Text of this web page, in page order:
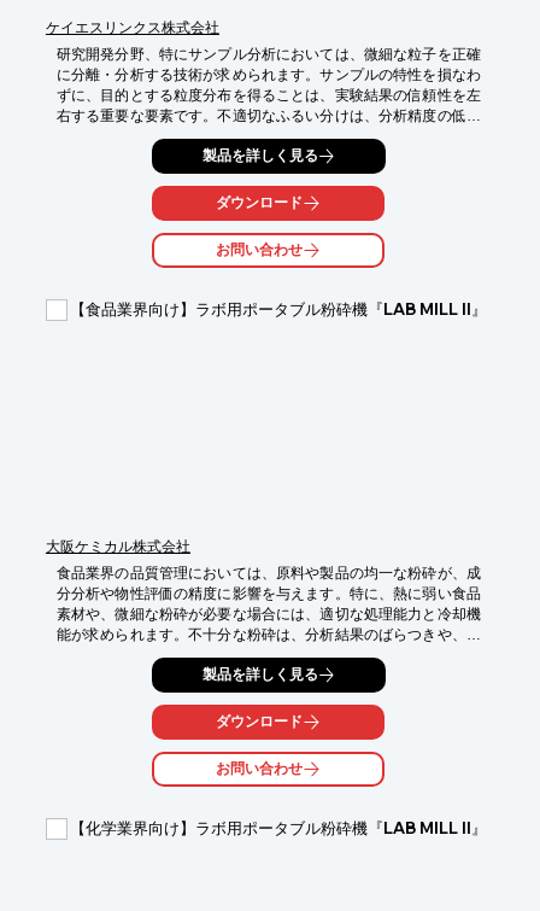
ケイエスリンクス株式会社
研究開発分野、特にサンプル分析においては、微細な粒子を正確
に分離・分析する技術が求められます。サンプルの特性を損なわ
ずに、目的とする粒度分布を得ることは、実験結果の信頼性を左
右する重要な要素です。不適切なふるい分けは、分析精度の低下
や、貴重なサンプルのロスにつながる可能性があります。ケイエ
スリンクスの『ミニソニックシーブ』は、ラボでの使用に最適な
小型の超音波振動ふるい機であり、超音波の力だけで効率的なふ
るい分けを実現します。
【活用シーン】
・微量サンプルの精密な粒度分析
・研究室での少量サンプルのふるい分け作業
製品を詳しく見る
ダウンロード
お問い合わせ
【食品業界向け】ラボ用ポータブル粉砕機『LAB MILL II』
大阪ケミカル株式会社
食品業界の品質管理においては、原料や製品の均一な粉砕が、成
分分析や物性評価の精度に影響を与えます。特に、熱に弱い食品
素材や、微細な粉砕が必要な場合には、適切な処理能力と冷却機
能が求められます。不十分な粉砕は、分析結果のばらつきや、製
品の品質低下につながる可能性があります。ラボ用ポータブル粉
砕機『LAB MILL II』は、ハイパワーで短時間に均一な試料を作成
でき、別売オプションで冷却粉砕にも対応するため、食品の品質
管理における様々なニーズに応えます。
【活用シーン】
・原料の受け入れ検査における粉砕
・異物混入検査のための試料調製
・開発段階での物性評価用試料作成
製品を詳しく見る
ダウンロード
お問い合わせ
【化学業界向け】ラボ用ポータブル粉砕機『LAB MILL II』